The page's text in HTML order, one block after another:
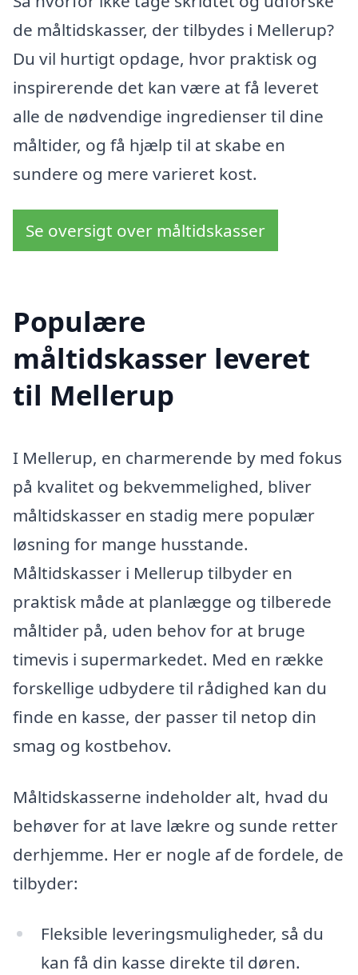
de måltidskasser, der tilbydes i Mellerup?
Du vil hurtigt opdage, hvor praktisk og
inspirerende det kan være at få leveret
alle de nødvendige ingredienser til dine
måltider, og få hjælp til at skabe en
sundere og mere varieret kost.
Se oversigt over måltidskasser
Populære
måltidskasser leveret
til Mellerup
I Mellerup, en charmerende by med fokus
på kvalitet og bekvemmelighed, bliver
måltidskasser en stadig mere populær
løsning for mange husstande.
Måltidskasser i Mellerup tilbyder en
praktisk måde at planlægge og tilberede
måltider på, uden behov for at bruge
timevis i supermarkedet. Med en række
forskellige udbydere til rådighed kan du
finde en kasse, der passer til netop din
smag og kostbehov.
Måltidskasserne indeholder alt, hvad du
behøver for at lave lækre og sunde retter
derhjemme. Her er nogle af de fordele, de
tilbyder:
Fleksible leveringsmuligheder, så du
kan få din kasse direkte til døren.